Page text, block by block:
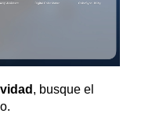
, busque el